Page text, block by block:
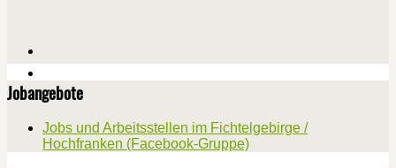
Jobangebote
Jobs und Arbeitsstellen im Fichtelgebirge /
Hochfranken (Facebook-Gruppe)